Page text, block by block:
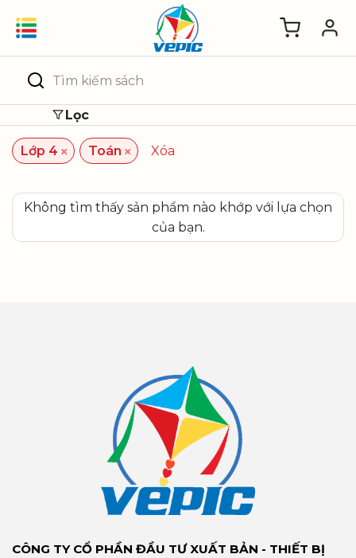
Tìm
kiếm:
Lọc
Lớp 4 × Toán × Xóa
Không tìm thấy sản phẩm nào khớp với lựa chọn
của bạn.
CÔNG TY CỔ PHẦN ĐẦU TƯ XUẤT BẢN - THIẾT BỊ